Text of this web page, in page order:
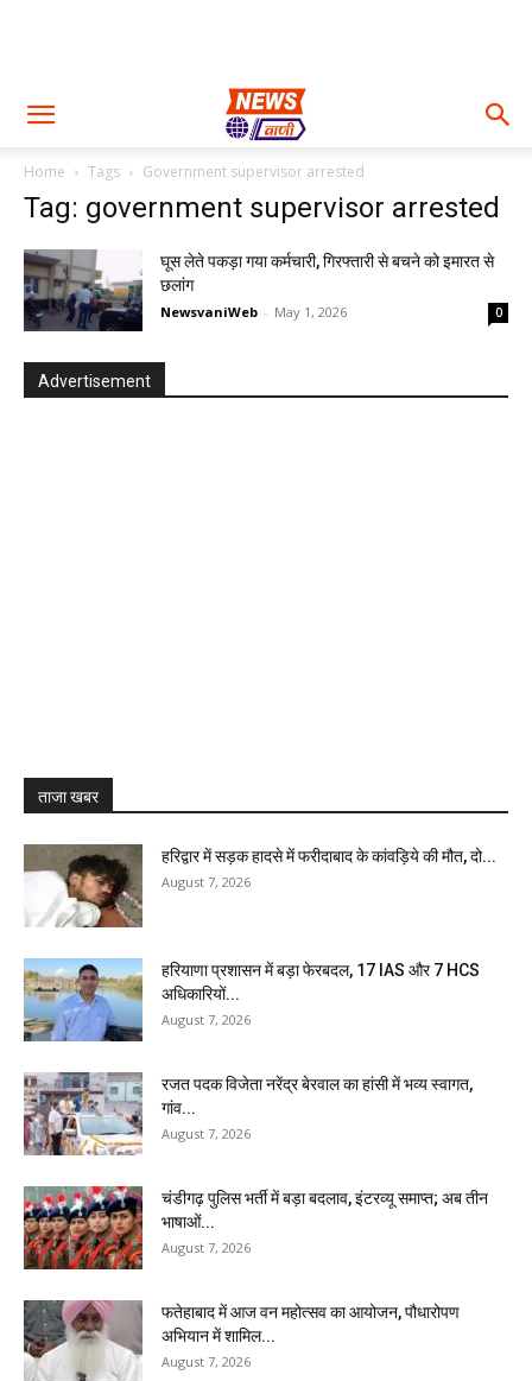
Home Tags Government supervisor arrested
Tag: government supervisor arrested
घूस लेते पकड़ा गया कर्मचारी, गिरफ्तारी से बचने को इमारत से
छलांग
NewsvaniWeb - May 1, 2026 0
Advertisement
ताजा खबर
हरिद्वार में सड़क हादसे में फरीदाबाद के कांवड़िये की मौत, दो...
August 7, 2026
हरियाणा प्रशासन में बड़ा फेरबदल, 17 IAS और 7 HCS
अधिकारियों...
August 7, 2026
रजत पदक विजेता नरेंद्र बेरवाल का हांसी में भव्य स्वागत,
गांव...
August 7, 2026
चंडीगढ़ पुलिस भर्ती में बड़ा बदलाव, इंटरव्यू समाप्त; अब तीन
भाषाओं...
August 7, 2026
फतेहाबाद में आज वन महोत्सव का आयोजन, पौधारोपण
अभियान में शामिल...
August 7, 2026